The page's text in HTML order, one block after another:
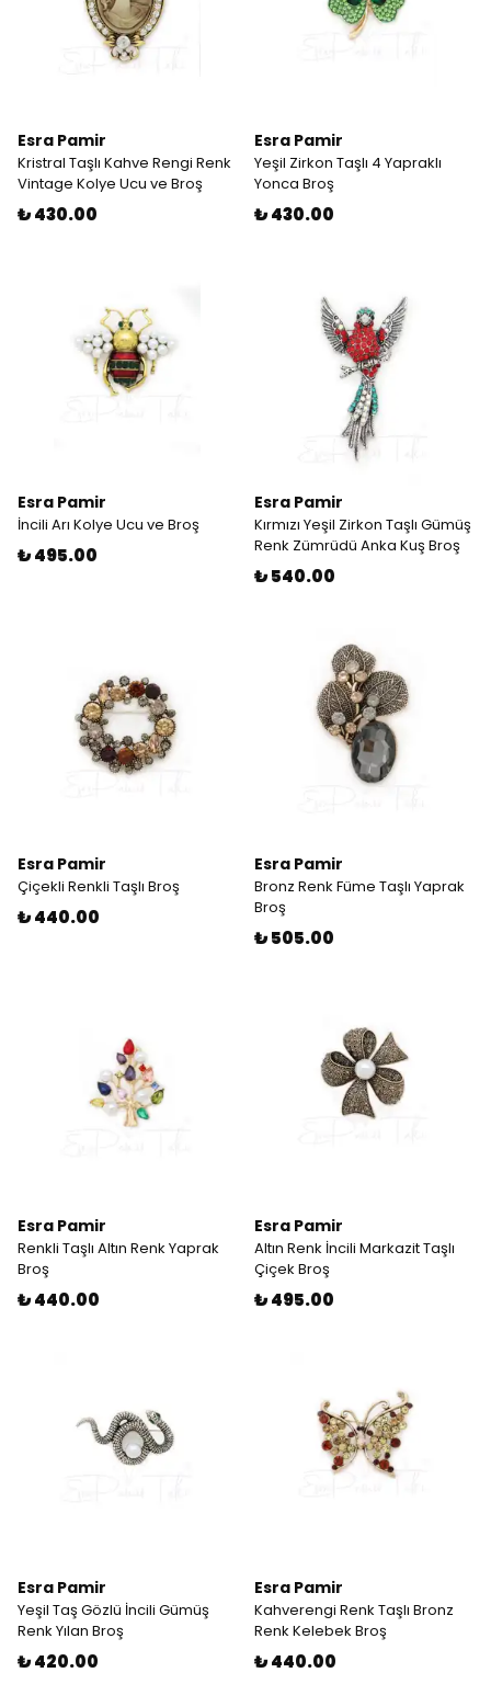
Esra Pamir
Kristral Taşlı Kahve Rengi Renk
Vintage Kolye Ucu ve Broş
₺ 430.00
Esra Pamir
Yeşil Zirkon Taşlı 4 Yapraklı
Yonca Broş
₺ 430.00
Esra Pamir
İncili Arı Kolye Ucu ve Broş
₺ 495.00
Esra Pamir
Kırmızı Yeşil Zirkon Taşlı Gümüş
Renk Zümrüdü Anka Kuş Broş
₺ 540.00
Esra Pamir
Çiçekli Renkli Taşlı Broş
₺ 440.00
Esra Pamir
Bronz Renk Füme Taşlı Yaprak
Broş
₺ 505.00
Esra Pamir
Renkli Taşlı Altın Renk Yaprak
Broş
₺ 440.00
Esra Pamir
Altın Renk İncili Markazit Taşlı
Çiçek Broş
₺ 495.00
Esra Pamir
Yeşil Taş Gözlü İncili Gümüş
Renk Yılan Broş
₺ 420.00
Esra Pamir
Kahverengi Renk Taşlı Bronz
Renk Kelebek Broş
₺ 440.00